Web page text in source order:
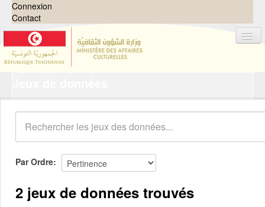
Connexion
Contact
Organisations
Groupes
Demandes 0
À propos
Par Ordre
2 jeux de données trouvés